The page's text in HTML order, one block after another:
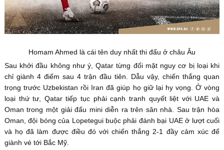
Homam Ahmed là cái tên duy nhất thi đấu ở châu Âu
Sau khởi đầu không như ý, Qatar từng đối mặt nguy cơ bị loại khi
chỉ giành 4 điểm sau 4 trận đầu tiên. Dẫu vậy, chiến thắng quan
trọng trước Uzbekistan rồi Iran đã giúp họ giữ lại hy vọng. Ở vòng
loại thứ tư, Qatar tiếp tục phải cạnh tranh quyết liệt với UAE và
Oman trong một giải đấu mini diễn ra trên sân nhà. Sau trận hòa
Oman, đội bóng của Lopetegui buộc phải đánh bại UAE ở lượt cuối
và họ đã làm được điều đó với chiến thắng 2-1 đầy cảm xúc để
giành vé tới Bắc Mỹ.